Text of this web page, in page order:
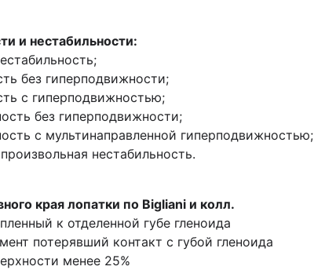
и нестабильности:
без гиперподвижности;
с гиперподвижностью;
без гиперподвижности;
с мультинаправленной гиперподвижностью;
нестабильность.
края лопатки по Bigliani и колл.
к отделенной губе гленоида
потерявший контакт с губой гленоида
менее 25%